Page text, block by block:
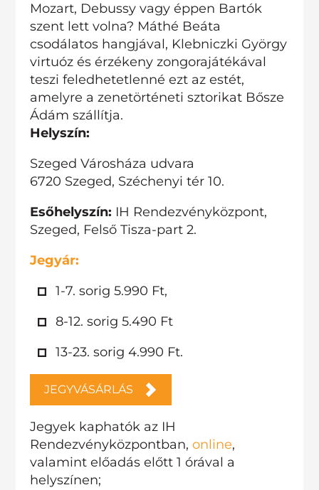
Mozart, Debussy vagy éppen Bartók
szent lett volna? Máthé Beáta
csodálatos hangjával, Klebniczki György
virtuóz és érzékeny zongorajátékával
teszi feledhetetlenné ezt az estét,
amelyre a zenetörténeti sztorikat Bősze
Ádám szállítja.
Helyszín:
Szeged Városháza udvara
6720 Szeged, Széchenyi tér 10.
Esőhelyszín: IH Rendezvényközpont,
Szeged, Felső Tisza-part 2.
Jegyár:
1-7. sorig 5.990 Ft,
8-12. sorig 5.490 Ft
13-23. sorig 4.990 Ft.
JEGYVÁSÁRLÁS
Jegyek kaphatók az IH
Rendezvényközpontban,online,
valamint előadás előtt 1 órával a
helyszínen;